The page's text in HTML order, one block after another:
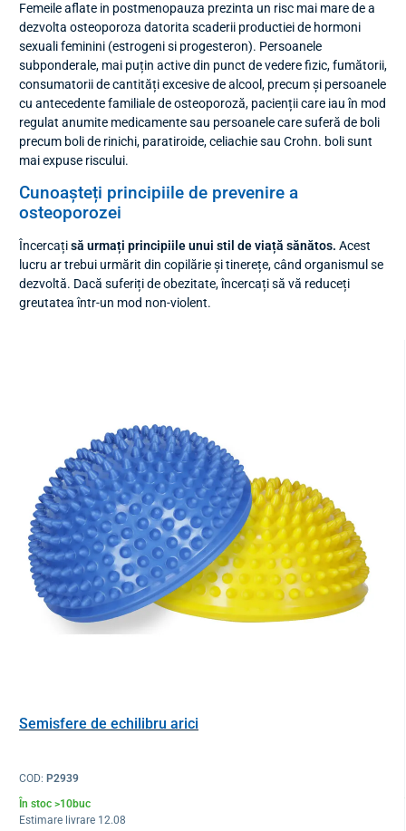
Femeile aflate in postmenopauza prezinta un risc mai mare de a
dezvolta osteoporoza datorita scaderii productiei de hormoni
sexuali feminini (estrogeni si progesteron). Persoanele
subponderale, mai puțin active din punct de vedere fizic, fumătorii,
consumatorii de cantități excesive de alcool, precum și persoanele
cu antecedente familiale de osteoporoză, pacienții care iau în mod
regulat anumite medicamente sau persoanele care suferă de boli
precum boli de rinichi, paratiroide, celiachie sau Crohn. boli sunt
mai expuse riscului.
Cunoașteți principiile de prevenire a
osteoporozei
Încercațisă urmați principiile unui stil de viață sănătos. Acest
lucru ar trebui urmărit din copilărie și tinerețe, când organismul se
dezvoltă. Dacă suferiți de obezitate, încercați să vă reduceți
greutatea într-un mod non-violent.
Semisfere de echilibru arici
COD: P2939
În stoc >10buc
Estimare livrare 12.08